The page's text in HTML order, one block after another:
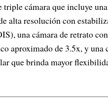
triple cámara que incluye
alta resolución con
una cámara de retrato
aproximado de 3.5x, y una
que brinda mayor